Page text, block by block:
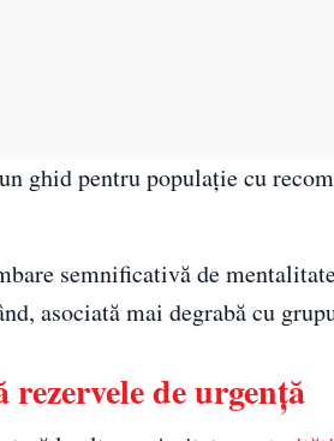
ghid pentru populație cu
semnificativă de
asociată mai degrabă cu
de urgență